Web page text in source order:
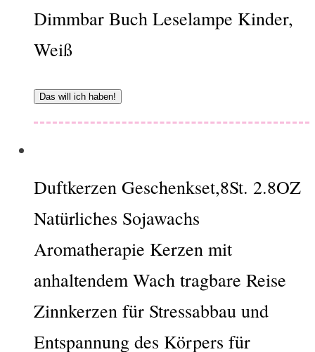
Dimmbar Buch Leselampe Kinder,
Weiß
Das will ich haben!
Duftkerzen Geschenkset,8St. 2.8OZ
Natürliches Sojawachs
Aromatherapie Kerzen mit
anhaltendem Wach tragbare Reise
Zinnkerzen für Stressabbau und
Entspannung des Körpers für